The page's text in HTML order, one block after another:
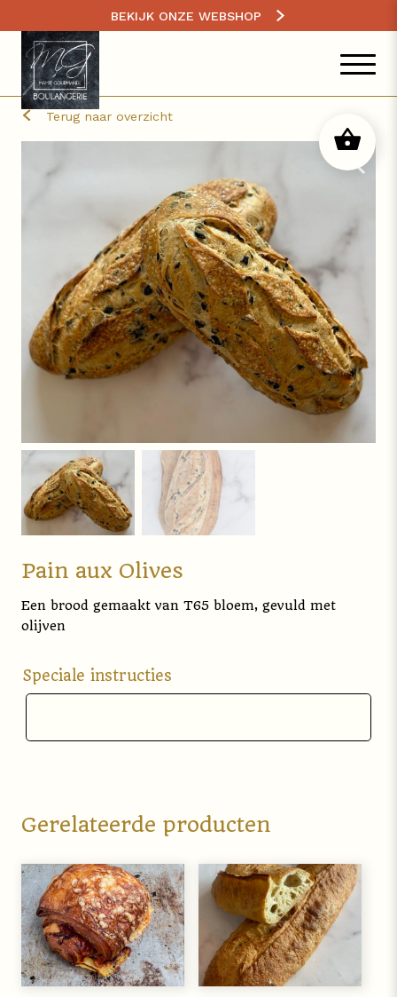
BEKIJK ONZE WEBSHOP
Terug naar overzicht
Pain aux Olives
Een brood gemaakt van T65 bloem, gevuld met
olijven
Speciale instructies
Gerelateerde producten